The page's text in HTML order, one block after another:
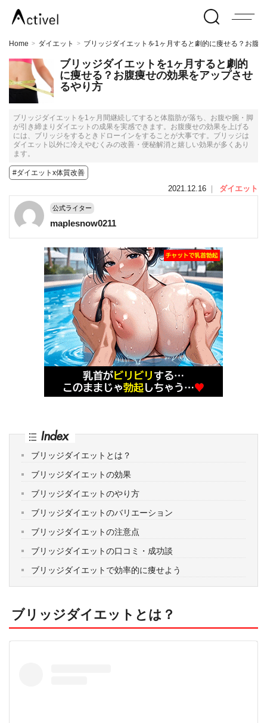
Home > ダイエット > ブリッジダイエットを1ヶ月すると劇的に痩せる？お腹
ブリッジダイエットを1ヶ月すると劇的
に痩せる？お腹痩せの効果をアップさせ
るやり方
ブリッジダイエットを1ヶ月間継続してすると体脂肪が落ち、お腹や腕・脚
が引き締まりダイエットの成果を実感できます。お腹痩せの効果を上げる
には、ブリッジをするときドローインをすることが大事です。ブリッジは
ダイエット以外に冷えやむくみの改善・便秘解消と嬉しい効果が多くあり
ます。
#ダイエットx体質改善
2021.12.16 ｜ ダイエット
公式ライター
maplesnow0211
Index
ブリッジダイエットとは？
ブリッジダイエットの効果
ブリッジダイエットのやり方
ブリッジダイエットのバリエーション
ブリッジダイエットの注意点
ブリッジダイエットの口コミ・成功談
ブリッジダイエットで効率的に痩せよう
ブリッジダイエットとは？